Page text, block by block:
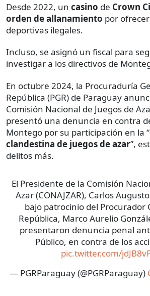
Desde 2022, un casino de Crown
orden de allanamiento por
deportivas ilegales.
Incluso, se asignó un fiscal para
investigar a los directivos de
En octubre 2024, la Procuraduría
República (PGR) de Paraguay
Comisión Nacional de Juegos de
presentó una denuncia en contra
Montego por su participación en la “
clandestina de juegos de azar”,
delitos más.
El Presidente de la Comisión
Azar (CONAJZAR), Carlos
bajo patrocinio del Procurador
República, Marco Aurelio
presentaron denuncia penal
Público, en contra de los
pic.twitter.com/
— PGRParaguay (@PGRParaguay)